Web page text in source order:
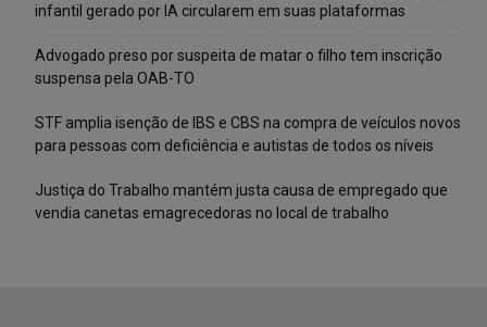
infantil gerado por IA circularem em suas plataformas
Advogado preso por suspeita de matar o filho tem inscrição
suspensa pela OAB-TO
STF amplia isenção de IBS e CBS na compra de veículos novos
para pessoas com deficiência e autistas de todos os níveis
Justiça do Trabalho mantém justa causa de empregado que
vendia canetas emagrecedoras no local de trabalho